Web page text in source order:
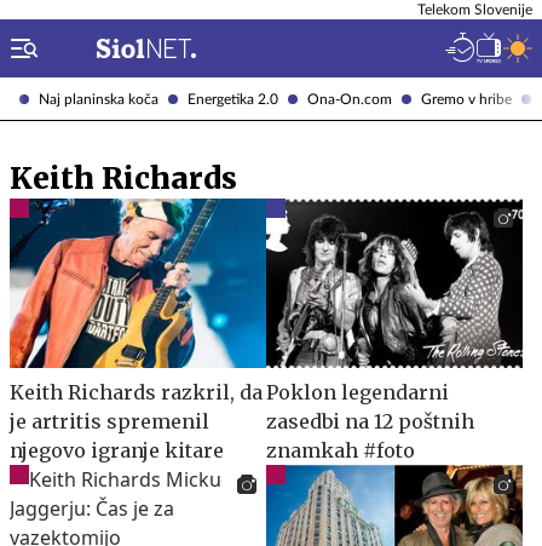
Naj planinska koča Energetika 2.0 Ona-On.com Gremo v hribe
Telekom Slovenije
Keith Richards
Keith Richards razkril, da
je artritis spremenil
njegovo igranje kitare
Poklon legendarni
zasedbi na 12 poštnih
znamkah #foto